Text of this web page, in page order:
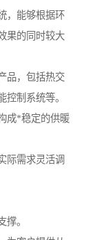
，能够根据环
果的同时较大
品，包括热交
制系统等。
成*稳定的供暖
际需求灵活调
。